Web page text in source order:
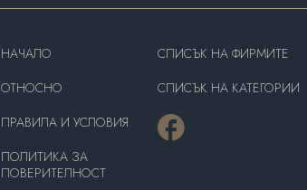
HAЧАЛО
OТНОСНО
ПРАВИЛА И УСЛОВИЯ
ПОЛИТИКА ЗА
ПОВЕРИТЕЛНОСТ
СПИСЪК НА ФИРМИТЕ
СПИСЪК НА КАТЕГОРИИ